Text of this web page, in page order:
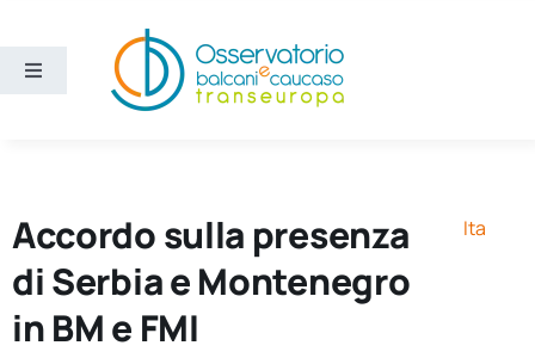
contenuto
Toggle
Ricerca e divulgazione
Accordo sulla presenza
di Serbia e Montenegro
in BM e FMI
Ita